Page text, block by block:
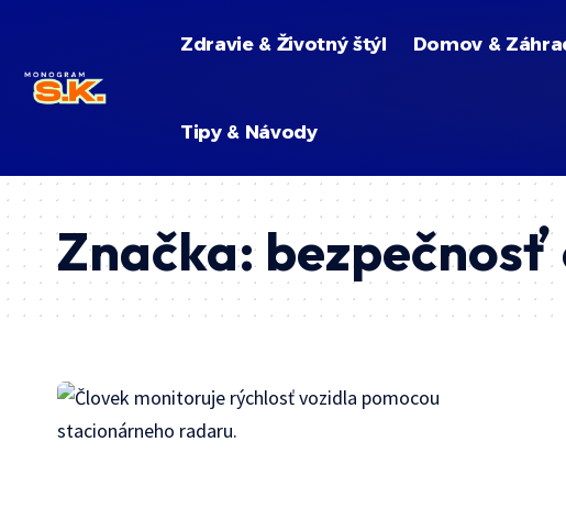
Zdravie & Životný štýl Domov &
Tipy & Návody
Značka: